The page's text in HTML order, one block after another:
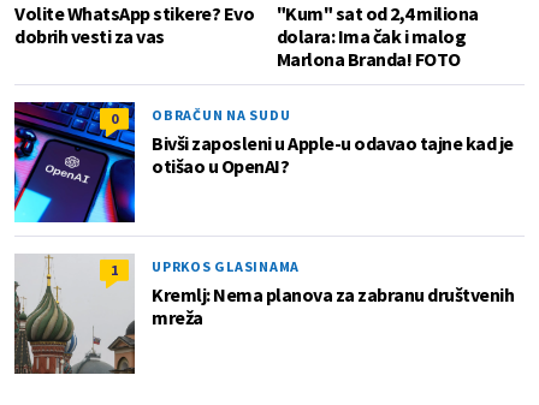
Volite WhatsApp stikere? Evo
dobrih vesti za vas
"Kum" sat od 2,4 miliona
dolara: Ima čak i malog
Marlona Branda! FOTO
0 OBRAČUN NA SUDU
Bivši zaposleni u Apple-u odavao tajne kad je
otišao u OpenAI?
1 UPRKOS GLASINAMA
Kremlj: Nema planova za zabranu društvenih
mreža